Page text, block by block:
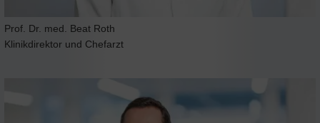
Prof. Dr. med. Beat Roth
Klinikdirektor und Chefarzt